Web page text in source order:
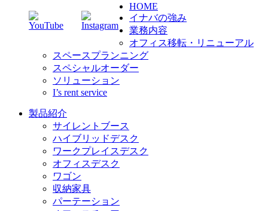
HOME
イナバの強み
業務内容
オフィス移転・リニューアル
スペースプランニング
スペシャルオーダー
ソリューション
I’s rent service
製品紹介
サイレントブース
ハイブリッドデスク
ワークプレイスデスク
オフィスデスク
ワゴン
収納家具
パーテーション